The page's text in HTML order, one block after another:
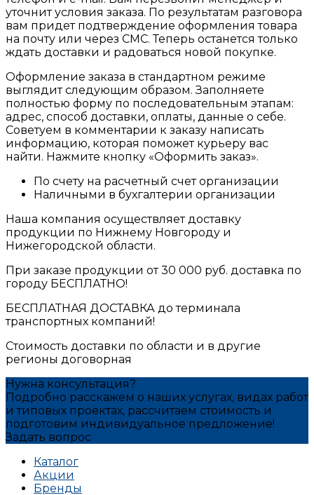
уточнит условия заказа. По результатам разговора
вам придет подтверждение оформления товара
на почту или через СМС. Теперь останется только
ждать доставки и радоваться новой покупке.
Оформление заказа в стандартном режиме
выглядит следующим образом. Заполняете
полностью форму по последовательным этапам:
адрес, способ доставки, оплаты, данные о себе.
Советуем в комментарии к заказу написать
информацию, которая поможет курьеру вас
найти. Нажмите кнопку «Оформить заказ».
По счету на расчетный счет организации
Наличными в бухгалтерии организации
Наша компания осуществляет доставку
продукции по Нижнему Новгороду и
Нижегородской области.
При заказе продукции от 30 000 руб. доставка по
городу БЕСПЛАТНО!
БЕСПЛАТНАЯ ДОСТАВКА до терминала
транспортных компаний!
Стоимость доставки по области и в другие
регионы договорная
Нужна консультация?
Подробно расскажем о наших услугах, видах работ
и типовых проектах, рассчитаем стоимость и
подготовим индивидуальное предложение!
Задать вопрос
Каталог
Акции
Бренды